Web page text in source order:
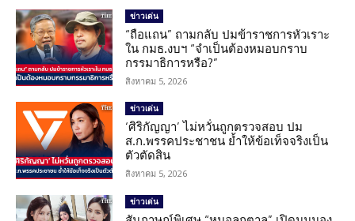
ข่าวเด่น
“ถือแถน” ถามกลับ ปมข้าราชการหัวเราะ
ใน กมธ.งบฯ “จำเป็นต้องหมอบกราบ
กรรมาธิการหรือ?”
สิงหาคม 5, 2026
ข่าวเด่น
‘ศิริกัญญา’ ไม่หวั่นถูกตรวจสอบ ปม
ส.ก.พรรคประชาชน ย้ำให้ข้อเท็จจริงเป็น
ตัวตัดสิน
สิงหาคม 5, 2026
ข่าวเด่น